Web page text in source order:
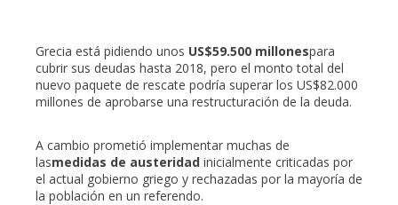
Grecia está pidiendo unos US$59.500 millonespara
cubrir sus deudas hasta 2018, pero el monto total del
nuevo paquete de rescate podría superar los US$82.000
millones de aprobarse una restructuración de la deuda.
A cambio prometió implementar muchas de
lasmedidas de austeridad inicialmente criticadas por
el actual gobierno griego y rechazadas por la mayoría de
la población en un referendo.